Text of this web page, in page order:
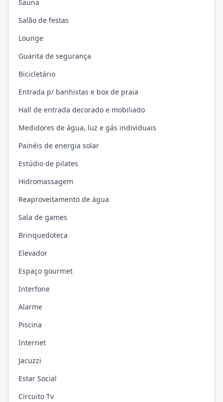
Sauna
Salão de festas
Lounge
Guarita de segurança
Bicicletário
Entrada p/ banhistas e box de praia
Hall de entrada decorado e mobiliado
Medidores de água, luz e gás individuais
Painéis de energia solar
Estúdio de pilates
Hidromassagem
Reaproveitamento de água
Sala de games
Brinquedoteca
Elevador
Espaço gourmet
Interfone
Alarme
Piscina
Internet
Jacuzzi
Estar Social
Circuito Tv